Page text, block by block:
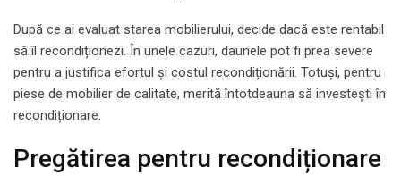
După ce ai evaluat starea mobilierului, decide dacă este rentabil
să îl recondiționezi. În unele cazuri, daunele pot fi prea severe
pentru a justifica efortul și costul recondiționării. Totuși, pentru
piese de mobilier de calitate, merită întotdeauna să investești în
recondiționare.
Pregătirea pentru recondiționare